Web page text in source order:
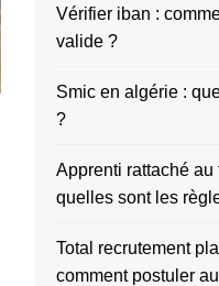
Vérifier iban :
valide ?
Smic en algérie :
?
Apprenti rattaché au
quelles sont les
Total recrutement
comment postuler